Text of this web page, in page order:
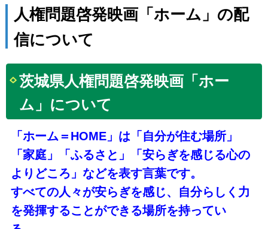
人権問題啓発映画「ホーム」の配
信について
茨城県人権問題啓発映画「ホー
ム」について
「ホーム＝HOME」は「自分が住む場所」
「家庭」「ふるさと」「安らぎを感じる心の
よりどころ」などを表す言葉です。
すべての人々が安らぎを感じ、自分らしく力
を発揮することができる場所を持ってい